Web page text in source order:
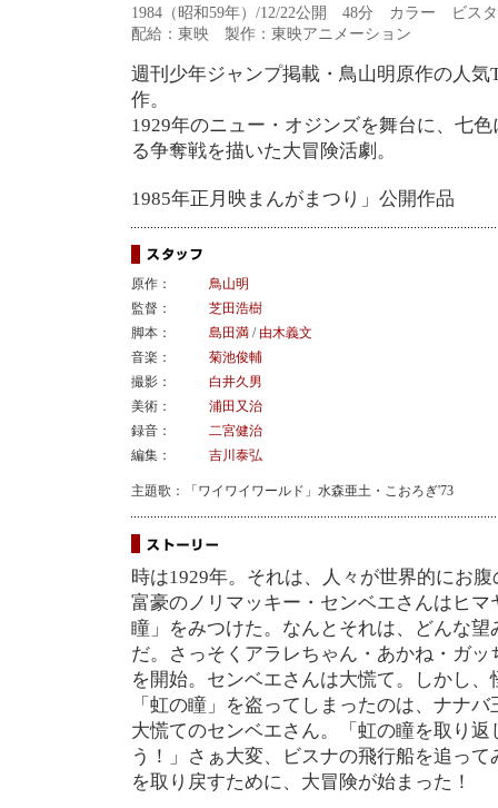
1984（昭和59年）/12/22公開 48分 カラー ビス
配給：東映 製作：東映アニメーション
週刊少年ジャンプ掲載・鳥山明原作の人
作。
1929年のニュー・オジンズを舞台に、七
る争奪戦を描いた大冒険活劇。
1985年正月映まんがまつり」公開作品
原作：
鳥山明
監督：
芝田浩樹
脚本：
島田満/ 由木義文
音楽：
菊池俊輔
撮影：
白井久男
美術：
浦田又治
録音：
二宮健治
編集：
吉川泰弘
主題歌：「ワイワイワールド」水森亜土・こおろぎ'73
時は1929年。それは、人々が世界的にお
富豪のノリマッキー・センベエさんはヒ
瞳」をみつけた。なんとそれは、どんな
だ。さっそくアラレちゃん・あかね・ガ
を開始。センベエさんは大慌て。しかし
「虹の瞳」を盗ってしまったのは、ナナ
大慌てのセンベエさん。「虹の瞳を取り
う！」さぁ大変、ビスナの飛行船を追っ
を取り戻すために、大冒険が始まった！